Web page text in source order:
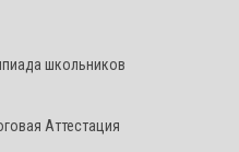
школьников
Аттестация